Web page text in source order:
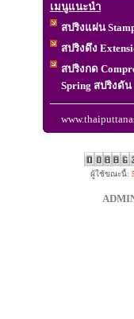
เมนูแนะนำ
สปริงแผ่น
สปริงดึง
สปริงกด
Spring สปริงดัน
ผู้ใช้ขณะนี้: